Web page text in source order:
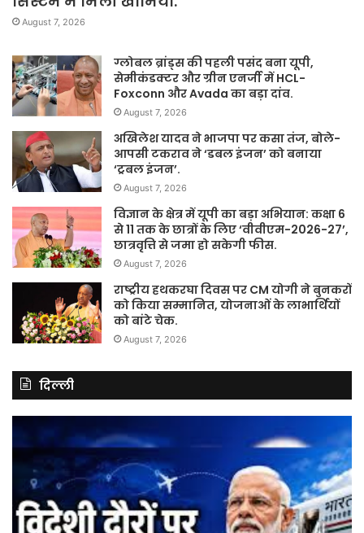
August 7, 2026
ग्लोबल ब्रांड्स की पहली पसंद बना यूपी,
सेमीकंडक्टर और ग्रीन एनर्जी में HCL-
Foxconn और Avada का बड़ा दांव.
August 7, 2026
अखिलेश यादव ने भाजपा पर कसा तंज, बोले-
आपसी टकराव ने ‘डबल इंजन’ को बनाया
‘ट्रबल इंजन’.
August 7, 2026
विज्ञान के क्षेत्र में यूपी का बड़ा अभियान: कक्षा 6
से 11 तक के छात्रों के लिए ‘वीवीएम-2026-27’,
छात्रवृत्ति से जमा हो सकेगी फीस.
August 7, 2026
राष्ट्रीय हथकरघा दिवस पर CM योगी ने बुनकरों
को किया सम्मानित, योजनाओं के लाभार्थियों
को बांटे चेक.
August 7, 2026
दिल्ली